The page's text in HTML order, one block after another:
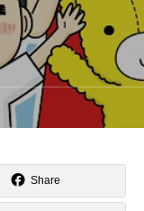
Share